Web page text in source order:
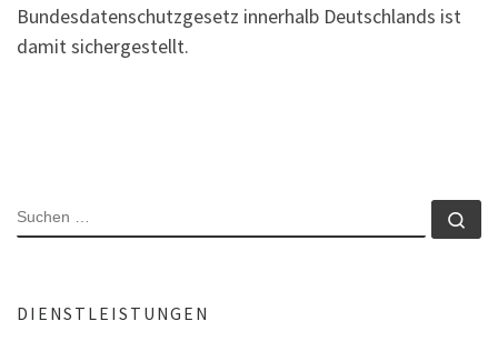
Bundesdatenschutzgesetz innerhalb Deutschlands ist
damit sichergestellt.
SUCHE
DIENSTLEISTUNGEN